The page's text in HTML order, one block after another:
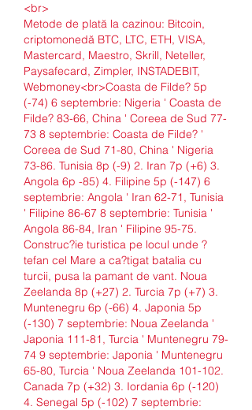
<br>
Metode de plată la cazinou: Bitcoin,
criptomonedă BTC, LTC, ETH, VISA,
Mastercard, Maestro, Skrill, Neteller,
Paysafecard, Zimpler, INSTADEBIT,
Webmoney<br>Coasta de Filde? 5p
(-74) 6 septembrie: Nigeria ' Coasta de
Filde? 83-66, China ' Coreea de Sud 77-
73 8 septembrie: Coasta de Filde? '
Coreea de Sud 71-80, China ' Nigeria
73-86. Tunisia 8p (-9) 2. Iran 7p (+6) 3.
Angola 6p -85) 4. Filipine 5p (-147) 6
septembrie: Angola ' Iran 62-71, Tunisia
' Filipine 86-67 8 septembrie: Tunisia '
Angola 86-84, Iran ' Filipine 95-75.
Construc?ie turistica pe locul unde ?
tefan cel Mare a ca?tigat batalia cu
turcii, pusa la pamant de vant. Noua
Zeelanda 8p (+27) 2. Turcia 7p (+7) 3.
Muntenegru 6p (-66) 4. Japonia 5p
(-130) 7 septembrie: Noua Zeelanda '
Japonia 111-81, Turcia ' Muntenegru 79-
74 9 septembrie: Japonia ' Muntenegru
65-80, Turcia ' Noua Zeelanda 101-102.
Canada 7p (+32) 3. Iordania 6p (-120)
4. Senegal 5p (-102) 7 septembrie: